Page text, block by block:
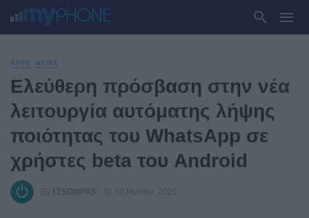
APPS NEWS
Ελεύθερη πρόσβαση στην νέα
λειτουργία αυτόματης λήψης
ποιότητας του WhatsApp σε
χρήστες beta του Android
By I.TSOMPAS 10 Ιουνίου, 2025